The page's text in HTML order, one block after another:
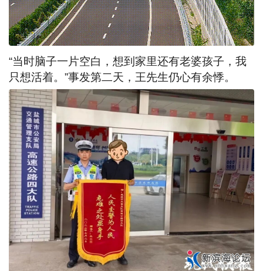
“当时脑子一片空白，想到家里还有老婆孩子，我
只想活着。”事发第二天，王先生仍心有余悸。